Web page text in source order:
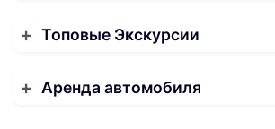
Топовые Экскурсии
Аренда автомобиля